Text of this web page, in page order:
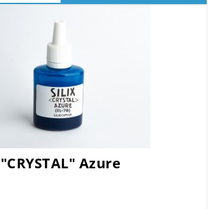
"CRYSTAL" Azure